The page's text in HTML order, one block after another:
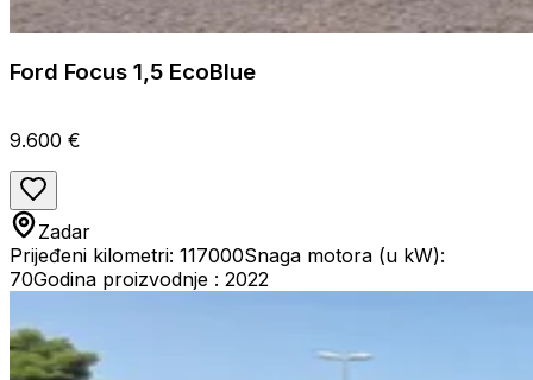
Ford Focus 1,5 EcoBlue
9.600 €
Zadar
Prijeđeni kilometri: 117000Snaga motora (u kW):
70Godina proizvodnje : 2022